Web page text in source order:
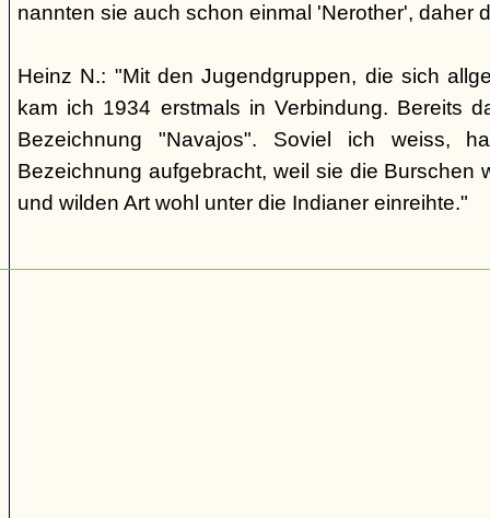
nannten sie auch schon einmal 'Nerother', daher
Heinz N.: "Mit den Jugendgruppen, die sich
kam ich 1934 erstmals in Verbindung. Bereits
Bezeichnung "Navajos". Soviel ich weiss,
Bezeichnung aufgebracht, weil sie die Burschen
und wilden Art wohl unter die Indianer einreihte."